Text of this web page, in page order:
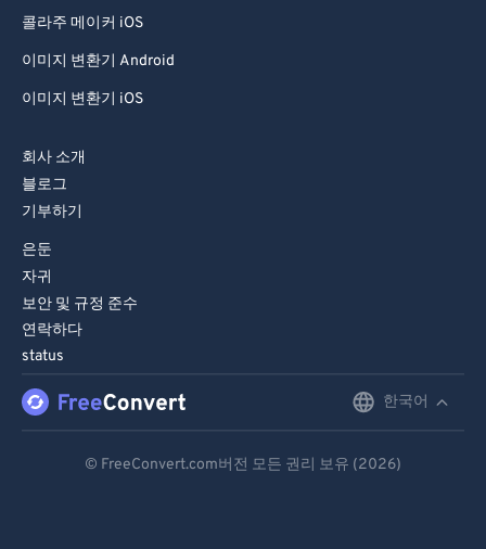
콜라주 메이커 iOS
이미지 변환기 Android
이미지 변환기 iOS
회사 소개
블로그
기부하기
은둔
자귀
보안 및 규정 준수
연락하다
status
한국어
© FreeConvert.com버전 모든 권리 보유 (2026)